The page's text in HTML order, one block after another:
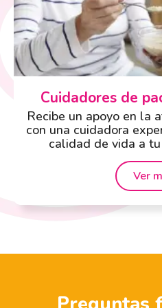
Cuidadores de
Recibe un apoyo en la
con una cuidadora
calidad de vida a
Ver